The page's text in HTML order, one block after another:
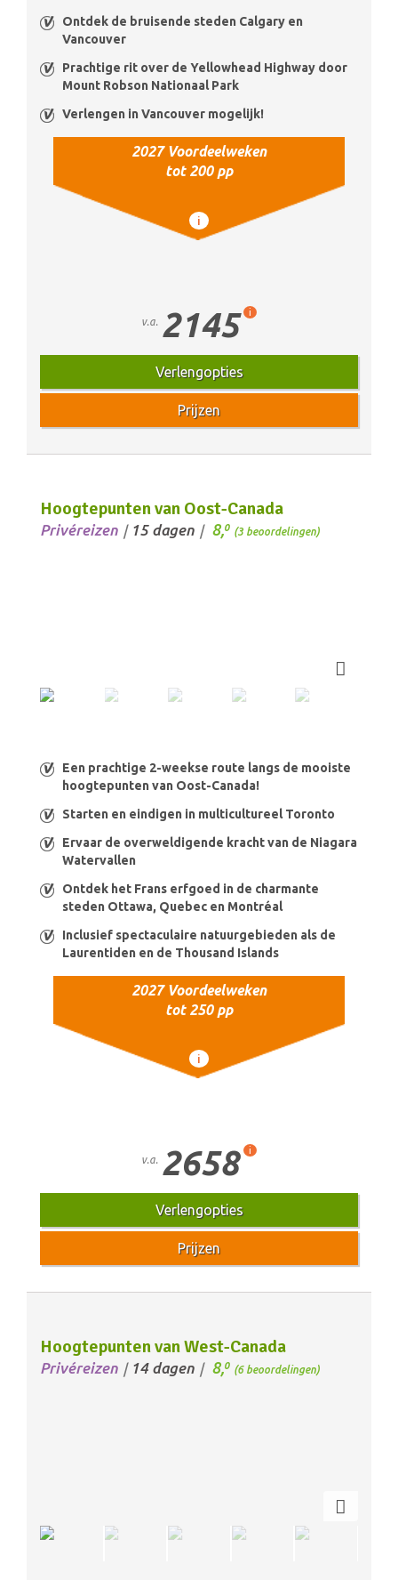
Ontdek de bruisende steden Calgary en
Vancouver
Prachtige rit over de Yellowhead Highway door
Mount Robson Nationaal Park
Verlengen in Vancouver mogelijk!
2027 Voordeelweken
tot 200 pp
i
v.a. 2145 i
Verlengopties
Prijzen
Hoogtepunten van Oost-Canada
Privéreizen / 15 dagen / 8, 0 (3 beoordelingen)
Een prachtige 2-weekse route langs de mooiste
hoogtepunten van Oost-Canada!
Starten en eindigen in multicultureel Toronto
Ervaar de overweldigende kracht van de Niagara
Watervallen
Ontdek het Frans erfgoed in de charmante
steden Ottawa, Quebec en Montréal
Inclusief spectaculaire natuurgebieden als de
Laurentiden en de Thousand Islands
2027 Voordeelweken
tot 250 pp
i
v.a. 2658 i
Verlengopties
Prijzen
Hoogtepunten van West-Canada
Privéreizen / 14 dagen / 8,0 (6 beoordelingen)